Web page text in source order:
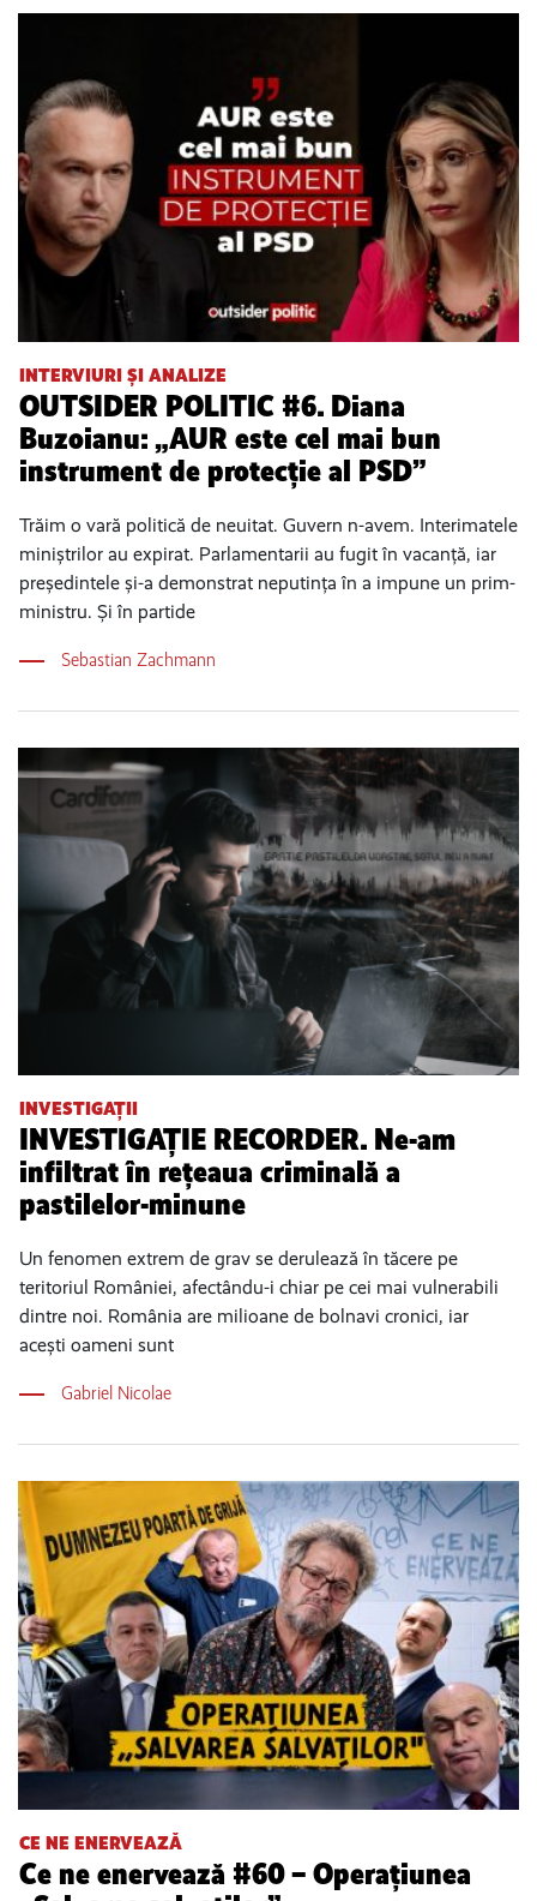
INTERVIURI ȘI ANALIZE
OUTSIDER POLITIC #6. Diana
Buzoianu: „AUR este cel mai bun
instrument de protecție al PSD”
Trăim o vară politică de neuitat. Guvern n-avem. Interimatele
miniștrilor au expirat. Parlamentarii au fugit în vacanță, iar
președintele și-a demonstrat neputința în a impune un prim-
ministru. Și în partide
Sebastian Zachmann
INVESTIGAȚII
INVESTIGAȚIE RECORDER. Ne-am
infiltrat în rețeaua criminală a
pastilelor-minune
Un fenomen extrem de grav se derulează în tăcere pe
teritoriul României, afectându-i chiar pe cei mai vulnerabili
dintre noi. România are milioane de bolnavi cronici, iar
acești oameni sunt
Gabriel Nicolae
CE NE ENERVEAZĂ
Ce ne enervează #60 – Operațiunea